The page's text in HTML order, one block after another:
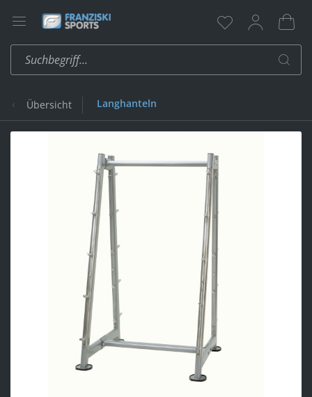
Übersicht Langhanteln